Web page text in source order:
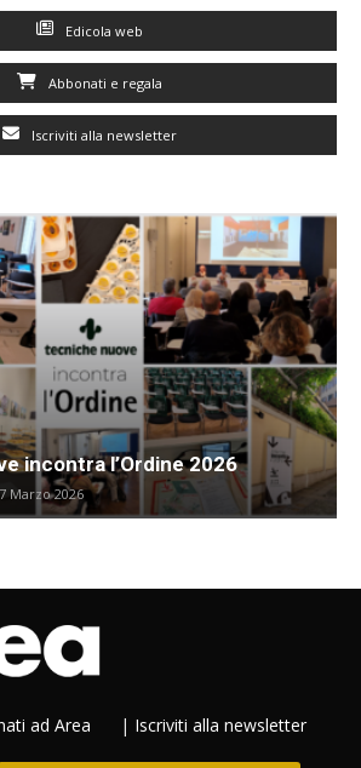
Edicola web
Abbonati e regala
Iscriviti alla newsletter
incontra l’Ordine 2026
Marzo 2026
ad Area | Iscriviti alla newsletter